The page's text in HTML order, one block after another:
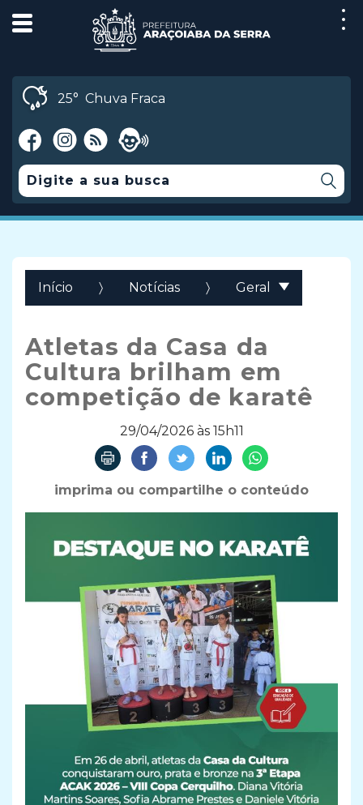
25° Chuva Fraca
Início Notícias Geral
Atletas da Casa da
Cultura brilham em
competição de karatê
29/04/2026 às 15h11
imprima ou compartilhe o conteúdo